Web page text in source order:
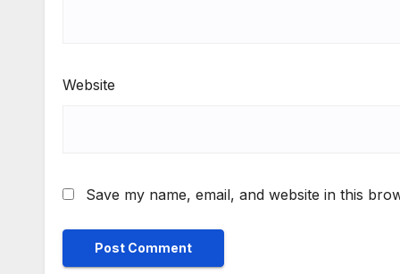
Website
Save my name, email, and website in this